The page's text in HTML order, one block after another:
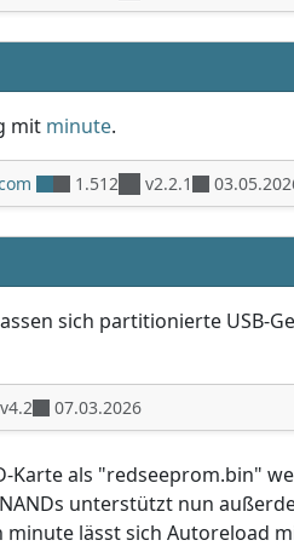
mit minute.
1.512 v2.2.1
sich partitionierte USB-
v4.2 07.03.2026
Karte als "redseeprom.bin"
unterstützt nun
minute lässt sich Autoreload